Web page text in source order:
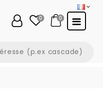
0 0